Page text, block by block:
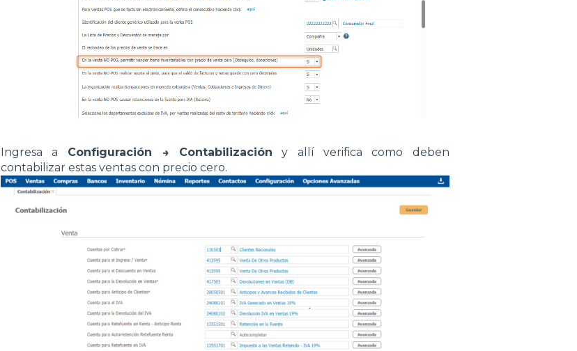
Ingresa a Configuración → Contabilización y allí verifica como deben
contabilizar estas ventas con precio cero.